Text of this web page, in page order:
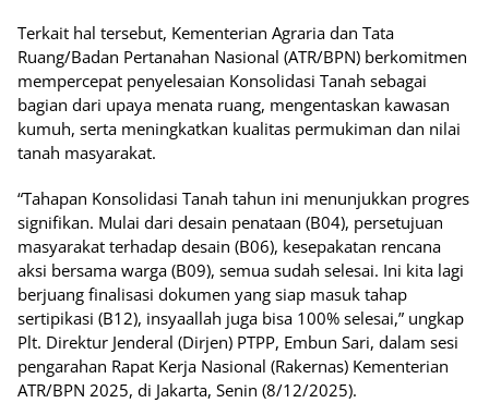
Terkait hal tersebut, Kementerian Agraria dan Tata
Ruang/Badan Pertanahan Nasional (ATR/BPN) berkomitmen
mempercepat penyelesaian Konsolidasi Tanah sebagai
bagian dari upaya menata ruang, mengentaskan kawasan
kumuh, serta meningkatkan kualitas permukiman dan nilai
tanah masyarakat.
“Tahapan Konsolidasi Tanah tahun ini menunjukkan progres
signifikan. Mulai dari desain penataan (B04), persetujuan
masyarakat terhadap desain (B06), kesepakatan rencana
aksi bersama warga (B09), semua sudah selesai. Ini kita lagi
berjuang finalisasi dokumen yang siap masuk tahap
sertipikasi (B12), insyaallah juga bisa 100% selesai,” ungkap
Plt. Direktur Jenderal (Dirjen) PTPP, Embun Sari, dalam sesi
pengarahan Rapat Kerja Nasional (Rakernas) Kementerian
ATR/BPN 2025, di Jakarta, Senin (8/12/2025).